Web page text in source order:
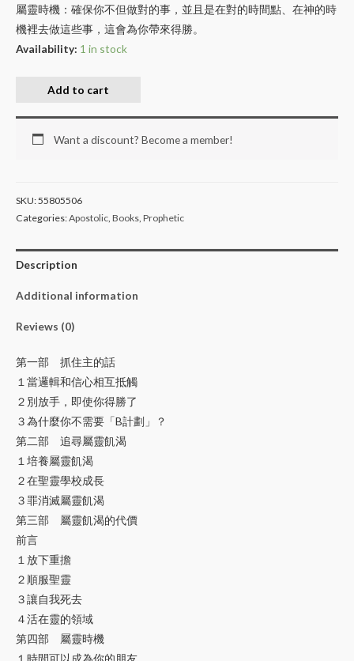
屬靈時機：確保你不但做對的事，並且是在對的時間點、在神的時
機裡去做這些事，這會為你帶來得勝。
Availability: 1 in stock
Add to cart
Want a discount? Become a member!
SKU:55805506
Categories:Apostolic Books Prophetic
Description
Additional information
Reviews (0)
第一部 抓住主的話
１當邏輯和信心相互抵觸
２別放手，即使你得勝了
３為什麼你不需要「B計劃」？
第二部 追尋屬靈飢渴
１培養屬靈飢渴
２在聖靈學校成長
３罪消滅屬靈飢渴
第三部 屬靈飢渴的代價
前言
１放下重擔
２順服聖靈
３讓自我死去
４活在靈的領域
第四部 屬靈時機
１時間可以成為你的朋友